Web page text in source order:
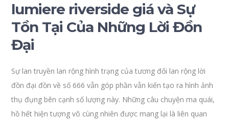
lumiere riverside giá và Sự
Tồn Tại Của Những Lời Đồn
Đại
Sự lan truyền lan rộng hình trạng của tương đối lan rộng lời
đồn đại đồn về số 666 vẫn góp phần vẫn kiến tạo ra hình ảnh
thụ đụng bên cạnh số lượng này. Những câu chuyện ma quái,
hồ hết hiện tượng vô cùng nhiên được mang lại là liên quan